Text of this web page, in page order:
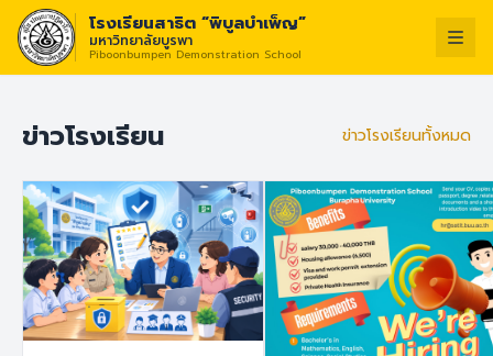
โรงเรียนสาธิต “พิบูลบำเพ็ญ”
มหาวิทยาลัยบูรพา
Piboonbumpen Demonstration School
ข่าวโรงเรียน ข่าวโรงเรียนทั้งหมด